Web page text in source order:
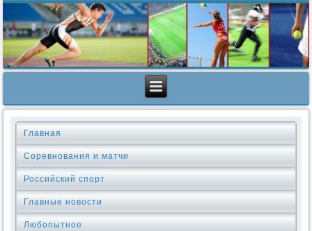
Главная
Соревнования и матчи
Российский спорт
Главные новости
Любопытное